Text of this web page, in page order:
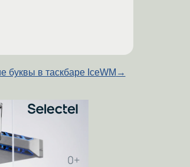
буквы в таскбаре IceWM →